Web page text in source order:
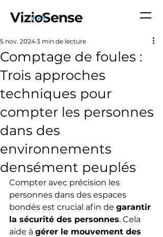
Comptage de foules :
Trois approches
techniques pour
compter les personnes
dans des
environnements
densément peuplés
5 nov. 2024 3 min de lecture
Compter avec précision les
personnes dans des espaces
bondés est crucial afin de garantir
la sécurité des personnes. Cela
aide à gérer le mouvement des